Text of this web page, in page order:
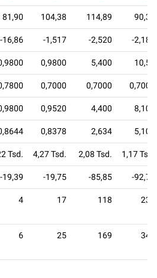
81,90 104,38 114,89 90,30
-16,86 -1,517 -2,520 -2,188
0,9800 5,400 10,55
0,7000 0,7000 0,7000
0,9520 4,400 8,100
0,8378 2,634 5,109
Tsd. 4,27 Tsd. 2,08 Tsd. 1,17 Tsd.
-19,39 -19,75 -85,85 -92,76
4 17 118 234
6 25 169 341